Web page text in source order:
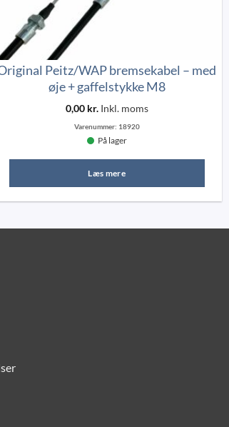
på
Peitz/WAP bremsekabel – med
øje + gaffelstykke M8
0,00 kr.Inkl. moms
Varenummer: 18920
På lager
Læs mere